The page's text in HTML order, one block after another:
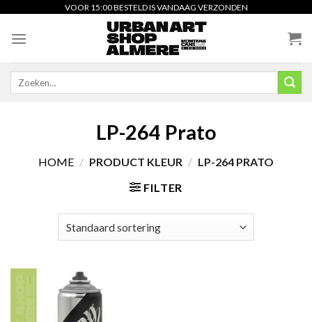
content
VOOR 15:00 BESTELD IS VANDAAG VERZONDEN
LP-264 Prato
HOME / PRODUCT KLEUR / LP-264 PRATO
FILTER